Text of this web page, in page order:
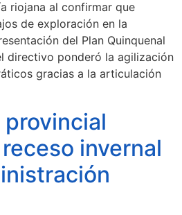
riojana al confirmar que
de exploración en la
del Plan Quinquenal
directivo ponderó la agilización
gracias a la articulación
provincial
invernal